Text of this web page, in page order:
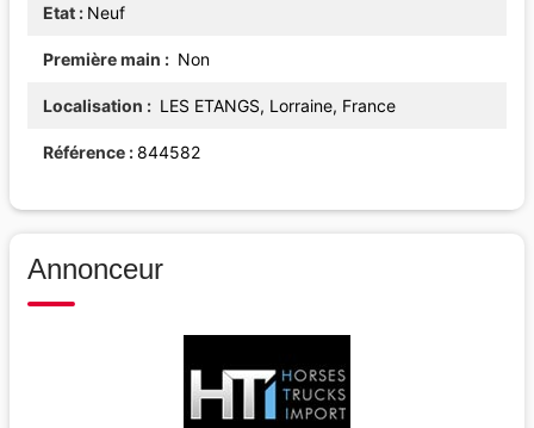
Etat Neuf
Première main Non
Localisation LES ETANGS, Lorraine, France
Référence 844582
Annonceur